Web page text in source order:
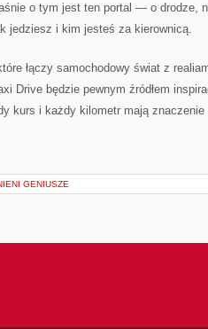
o tym jest ten portal — o drodze,
jedziesz i kim jesteś za kierownicą.
łączy samochodowy świat z
Drive będzie pewnym źródłem
kurs i każdy kilometr mają
GENIUSZE